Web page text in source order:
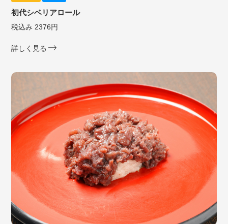
初代シベリアロール
税込み 2376円
詳しく見る